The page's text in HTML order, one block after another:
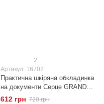
2
Артикул: 16702
Практична шкіряна обкладинка
на документи Серце GRANDE
PELLE 16702 Чорна
612 грн 720 грн